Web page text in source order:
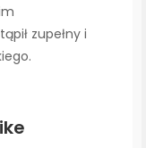
zupełny i